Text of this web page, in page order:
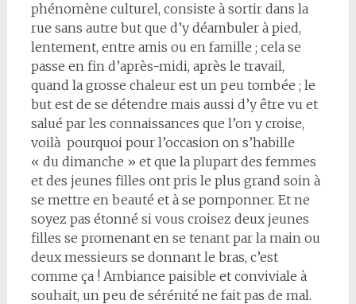
phénomène culturel, consiste à sortir dans la
rue sans autre but que d’y déambuler à pied,
lentement, entre amis ou en famille ; cela se
passe en fin d’après-midi, après le travail,
quand la grosse chaleur est un peu tombée ; le
but est de se détendre mais aussi d’y être vu et
salué par les connaissances que l’on y croise,
voilà pourquoi pour l’occasion on s’habille
« du dimanche » et que la plupart des femmes
et des jeunes filles ont pris le plus grand soin à
se mettre en beauté et à se pomponner. Et ne
soyez pas étonné si vous croisez deux jeunes
filles se promenant en se tenant par la main ou
deux messieurs se donnant le bras, c’est
comme ça ! Ambiance paisible et conviviale à
souhait, un peu de sérénité ne fait pas de mal.